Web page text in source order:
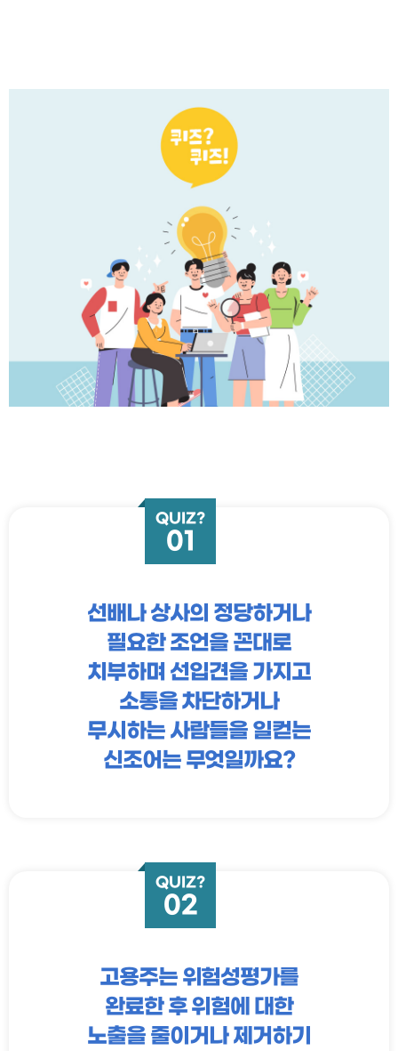
QUIZ?
01
선배나 상사의 정당하거나
필요한 조언을 꼰대로
치부하며 선입견을 가지고
소통을 차단하거나
무시하는 사람들을 일컫는
신조어는 무엇일까요?
QUIZ?
02
고용주는 위험성평가를
완료한 후 위험에 대한
노출을 줄이거나 제거하기